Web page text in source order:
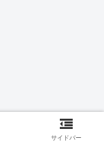
サイドバー